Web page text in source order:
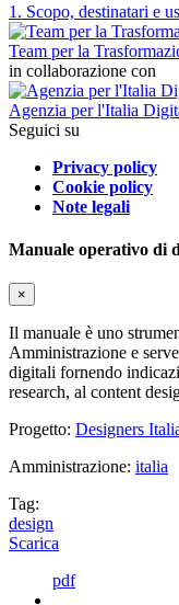
1. Scopo, destinatari e
Team per la
in collaborazione con
Agenzia per l'Italia
Seguici su
Privacy policy
Cookie policy
Note legali
Manuale operativo di
×
Il manuale è uno
Amministrazione e
digitali fornendo
research, al content
Progetto: Designers
Amministrazione: italia
Tag:
design
Scarica
pdf